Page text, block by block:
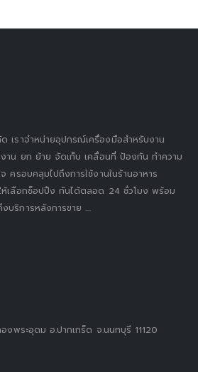
เราจำหน่ายอุปกรณ์เครื่องมือสำหรับงาน
าน ยก ย้าย จัดเก็บ เคลื่อนที่ ป้องกัน ทำความ
ครอบคลุมไปถึงการใช้งานในร้านอาหาร
เลือกช็อปปิ้ง กันได้ตลอด 24 ชั่วโมง พร้อม
ริการหลังการขาย ....
พระอุดม อ.ปากเกร็ด จ.นนทบุรี 11120